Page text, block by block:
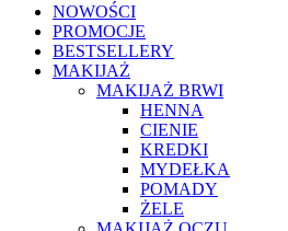
NOWOŚCI
PROMOCJE
BESTSELLERY
MAKIJAŻ
MAKIJAŻ BRWI
HENNA
CIENIE
KREDKI
MYDEŁKA
POMADY
ŻELE